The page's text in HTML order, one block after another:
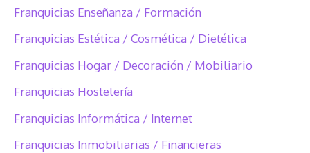
Franquicias Enseñanza / Formación
Franquicias Estética / Cosmética / Dietética
Franquicias Hogar / Decoración / Mobiliario
Franquicias Hostelería
Franquicias Informática / Internet
Franquicias Inmobiliarias / Financieras